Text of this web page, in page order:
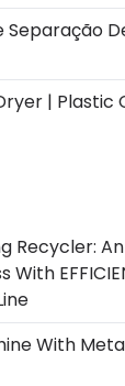
Separação
| Plastic
Recycler:
With